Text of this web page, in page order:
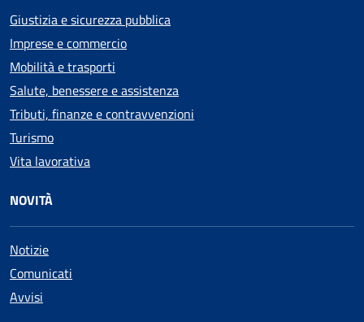
Giustizia e sicurezza pubblica
Imprese e commercio
Mobilità e trasporti
Salute, benessere e assistenza
Tributi, finanze e contravvenzioni
Turismo
Vita lavorativa
NOVITÀ
Notizie
Comunicati
Avvisi